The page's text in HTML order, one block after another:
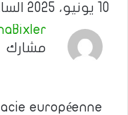
10 يونيو، 2025 الساعة 8:35 م
مشارك
européenne